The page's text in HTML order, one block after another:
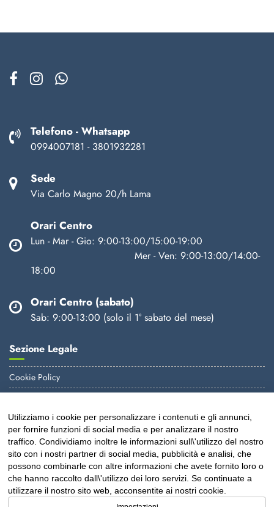
Telefono - Whatsapp
0994007181 - 3801932281
Sede
Via Carlo Magno 20/h Lama
Orari Centro
Lun - Mar - Gio: 9:00-13:00/15:00-19:00
Mer - Ven: 9:00-13:00/14:00-
18:00
Orari Centro (sabato)
Sab: 9:00-13:00 (solo il 1° sabato del mese)
Sezione Legale
Cookie Policy
E-mail
info@virgodent.it
amministrazione@virgodent.it
Utilizziamo i cookie per personalizzare i contenuti e gli annunci,
per fornire funzioni di social media e per analizzare il nostro
traffico. Condividiamo inoltre le informazioni sull\'utilizzo del nostro
sito con i nostri partner di social media, pubblicità e analisi, che
possono combinarle con altre informazioni che avete fornito loro o
che hanno raccolto dall\'utilizzo dei loro servizi. Se continuate a
utilizzare il nostro sito web, acconsentite ai nostri cookie.